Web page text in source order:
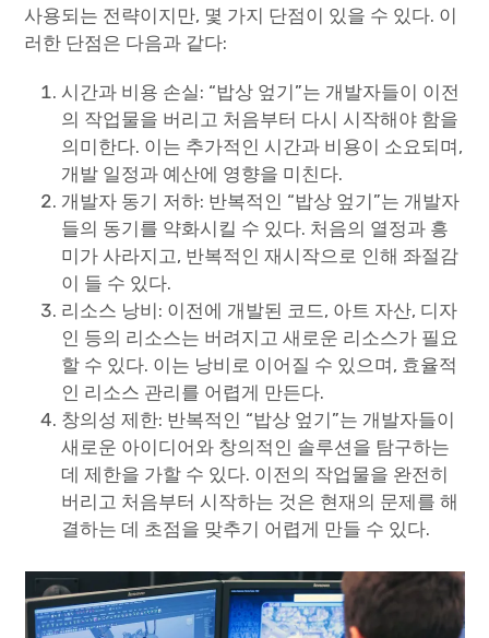
사용되는 전략이지만, 몇 가지 단점이 있을 수 있다. 이
러한 단점은 다음과 같다:
시간과 비용 손실: “밥상 엎기”는 개발자들이 이전
의 작업물을 버리고 처음부터 다시 시작해야 함을
의미한다. 이는 추가적인 시간과 비용이 소요되며,
개발 일정과 예산에 영향을 미친다.
개발자 동기 저하: 반복적인 “밥상 엎기”는 개발자
들의 동기를 약화시킬 수 있다. 처음의 열정과 흥
미가 사라지고, 반복적인 재시작으로 인해 좌절감
이 들 수 있다.
리소스 낭비: 이전에 개발된 코드, 아트 자산, 디자
인 등의 리소스는 버려지고 새로운 리소스가 필요
할 수 있다. 이는 낭비로 이어질 수 있으며, 효율적
인 리소스 관리를 어렵게 만든다.
창의성 제한: 반복적인 “밥상 엎기”는 개발자들이
새로운 아이디어와 창의적인 솔루션을 탐구하는
데 제한을 가할 수 있다. 이전의 작업물을 완전히
버리고 처음부터 시작하는 것은 현재의 문제를 해
결하는 데 초점을 맞추기 어렵게 만들 수 있다.